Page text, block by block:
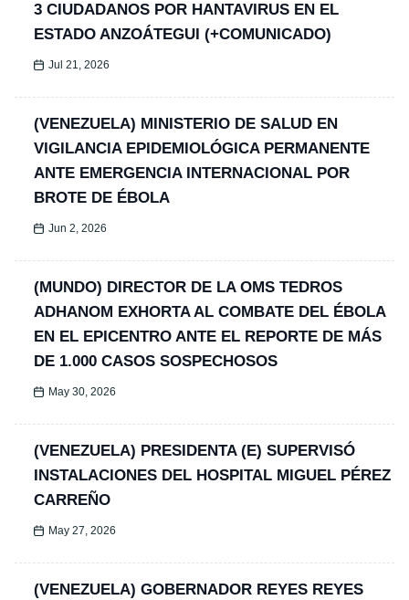
3 CIUDADANOS POR HANTAVIRUS EN EL
ESTADO ANZOÁTEGUI (+COMUNICADO)
Jul 21, 2026
(VENEZUELA) MINISTERIO DE SALUD EN
VIGILANCIA EPIDEMIOLÓGICA PERMANENTE
ANTE EMERGENCIA INTERNACIONAL POR
BROTE DE ÉBOLA
Jun 2, 2026
(MUNDO) DIRECTOR DE LA OMS TEDROS
ADHANOM EXHORTA AL COMBATE DEL ÉBOLA
EN EL EPICENTRO ANTE EL REPORTE DE MÁS
DE 1.000 CASOS SOSPECHOSOS
May 30, 2026
(VENEZUELA) PRESIDENTA (E) SUPERVISÓ
INSTALACIONES DEL HOSPITAL MIGUEL PÉREZ
CARREÑO
May 27, 2026
(VENEZUELA) GOBERNADOR REYES REYES